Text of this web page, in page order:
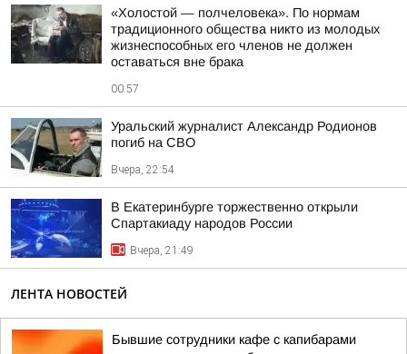
«Холостой — полчеловека». По нормам
традиционного общества никто из молодых
жизнеспособных его членов не должен
оставаться вне брака
00:57
Уральский журналист Александр Родионов
погиб на СВО
Вчера, 22:54
В Екатеринбурге торжественно открыли
Спартакиаду народов России
Вчера, 21:49
ЛЕНТА НОВОСТЕЙ
Бывшие сотрудники кафе с капибарами